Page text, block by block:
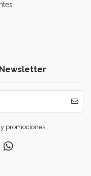
promociones